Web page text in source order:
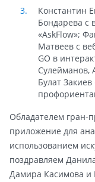
Константин
Бондарева с
«AskFlow»;
Матвеев с
GO в
Сулейманов,
Булат
Обладателем гран-
приложение для
использованием
поздравляем
Дамира Касимова и